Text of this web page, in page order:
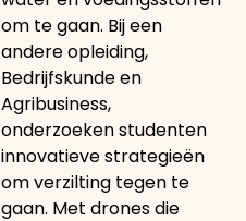
om te gaan. Bij een
andere opleiding,
Bedrijfskunde en
Agribusiness,
onderzoeken studenten
innovatieve strategieën
om verzilting tegen te
gaan. Met drones die